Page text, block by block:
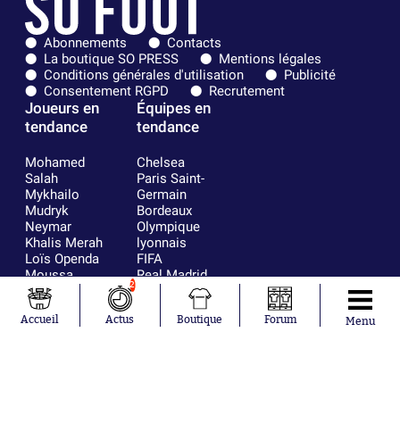
Abonnements
Contacts
La boutique SO PRESS
Mentions légales
Conditions générales d'utilisation
Publicité
Consentement RGPD
Recrutement
Joueurs en
tendance
Mohamed
Salah
Mykhailo
Mudryk
Neymar
Khalis Merah
Loïs Openda
Moussa
Niakhaté
Nicolás
Tagliafico
Équipes en
tendance
Chelsea
Paris Saint-
Germain
Bordeaux
Olympique
lyonnais
FIFA
Real Madrid
RC Strasbourg
France
Accueil
2
Actus Boutique Forum Menu